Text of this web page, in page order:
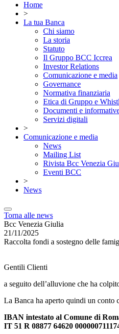
Home
>
La tua Banca
Chi siamo
La storia
Statuto
Il Gruppo BCC Iccrea
Investor Relations
Comunicazione e media
Governance
Normativa finanziaria
Etica di Gruppo e
Documenti e
Servizi digitali
>
Comunicazione e media
News
Mailing List
Rivista Bcc Venezia
Eventi BCC
>
News
Torna alle news
Bcc Venezia Giulia
21/11/2025
Raccolta fondi a sostegno delle
Gentili Clienti
a seguito dell’alluvione che ha
La Banca ha aperto quindi un conto
IBAN intestato al Comune di
IT 51 R 08877 64620